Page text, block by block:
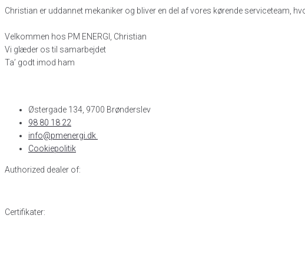
Christian er uddannet mekaniker og bliver en del af vores kørende serviceteam,
Velkommen hos PM ENERGI, Christian
Vi glæder os til samarbejdet
Ta’ godt imod ham
Østergade 134, 9700 Brønderslev​
98 80 18 22
info@pmenergi.dk​ ​
Cookiepolitik
Authorized dealer of:
Certifikater: